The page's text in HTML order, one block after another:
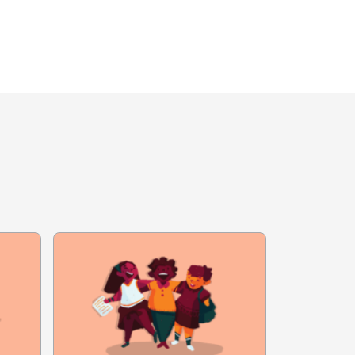
pode ser com
responsáveis
relembrar a
podem